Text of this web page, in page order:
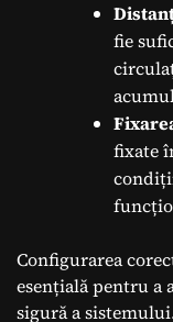
fie
fixate
Configurarea
esențială pentru a
sigură a